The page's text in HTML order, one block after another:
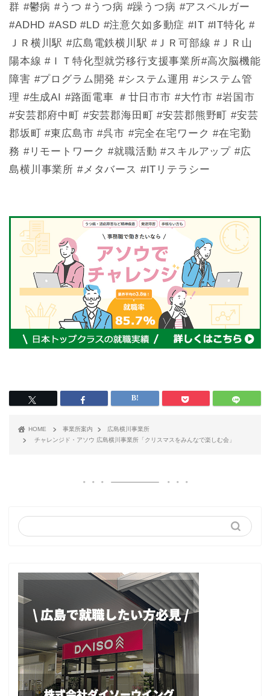
群 #鬱病 #うつ #うつ病 #躁うつ病 #アスペルガー
#ADHD #ASD #LD #注意欠如多動症 #IT #IT特化 #
ＪＲ横川駅 #広島電鉄横川駅 #ＪＲ可部線 #ＪＲ山
陽本線 #ＩＴ特化型就労移行支援事業所#高次脳機能
障害 #プログラム開発 #システム運用 #システム管
理 #生成AI #路面電車 ＃廿日市市 #大竹市 #岩国市
#安芸郡府中町 #安芸郡海田町 #安芸郡熊野町 #安芸
郡坂町 #東広島市 #呉市 #完全在宅ワーク #在宅勤
務 #リモートワーク #就職活動 #スキルアップ #広
島横川事業所 #メタバース #ITリテラシー
HOME 事業所案内
広島横川事業所
チャレンジド・アソウ 広島横川事業所「クリスマスをみんなで楽しむ会」